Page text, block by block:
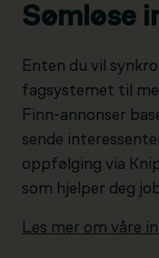
Sømløse
Enten du vil
fagsystemet til
Finn-annonser
sende
oppfølging via
som hjelper deg
Les mer om våre